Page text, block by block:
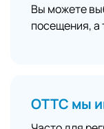
Вы можете
посещения,
ОТТС мы